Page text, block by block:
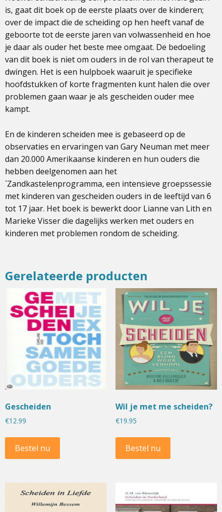
is, gaat dit boek op de eerste plaats over de kinderen;
over de impact die de scheiding op hen heeft vanaf de
geboorte tot de eerste jaren van volwassenheid en hoe
je daar als ouder het beste mee omgaat. De bedoeling
van dit boek is niet om ouders in de rol van therapeut te
dwingen. Het is een hulpboek waaruit je specifieke
hoofdstukken of korte fragmenten kunt halen die over
problemen gaan waar je als gescheiden ouder mee
kampt.
En de kinderen scheiden mee is gebaseerd op de
observaties en ervaringen van Gary Neuman met meer
dan 20.000 Amerikaanse kinderen en hun ouders die
hebben deelgenomen aan het
`Zandkastelenprogramma, een intensieve groepssessie
met kinderen van gescheiden ouders in de leeftijd van 6
tot 17 jaar. Het boek is bewerkt door Lianne van Lith en
Marieke Visser die dagelijks werken met ouders en
kinderen met problemen rondom de scheiding.
Gerelateerde producten
Gescheiden
€12.99
Bestel nu
Wil je met me scheiden?
€19.95
Bestel nu